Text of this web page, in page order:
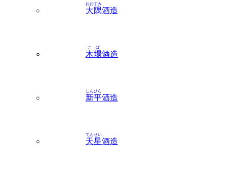
大隅
おおすみ
酒造
木場
こば
酒造
新平
しんひら
酒造
天星
てんせい
酒造